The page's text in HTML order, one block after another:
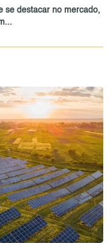
se destacar no mercado,